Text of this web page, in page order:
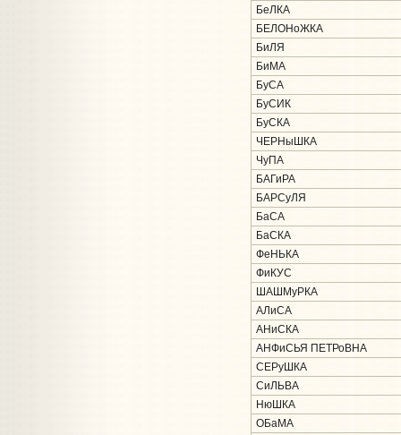
БеЛКА
БЕЛОНоЖКА
БиЛЯ
БиМА
БуСА
БуСИК
БуСКА
ЧЕРНыШКА
ЧуПА
БАГиРА
БАРСуЛЯ
БаСА
БаСКА
ФеНЬКА
ФиКУС
ШАШМуРКА
АЛиСА
АНиСКА
АНФиСЬЯ ПЕТРоВНА
СЕРуШКА
СиЛЬВА
НюШКА
ОБаМА